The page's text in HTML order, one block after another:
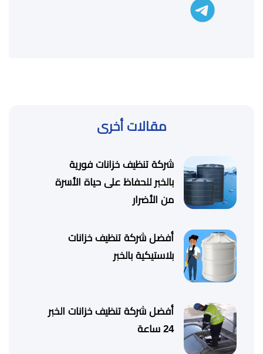
مقالات أخرى
شركة تنظيف خزانات فورية
بالخبر للحفاظ على حياة الأسرة
من الأضرار
أفضل شركة تنظيف خزانات
بلاستيكية بالخبر
أفضل شركة تنظيف خزانات الخبر
24 ساعة